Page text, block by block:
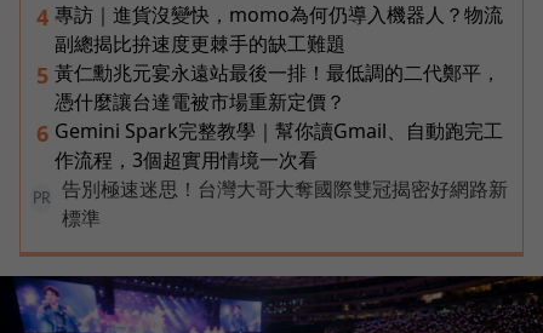
4 專訪｜進貨沒變快，momo為何仍導入機器人？物流
副總揭比拚速度更棘手的缺工難題
5 黃仁勳兆元宴永遠站最後一排！最低調的二代鄭平，
憑什麼讓台達電被市場重新定價？
6 Gemini Spark完整教學｜幫你讀Gmail、自動跑完工
作流程，3個超實用情境一次看
PR
告別極速迷思！台灣大哥大奪國際雙冠揭密好網路新
標準